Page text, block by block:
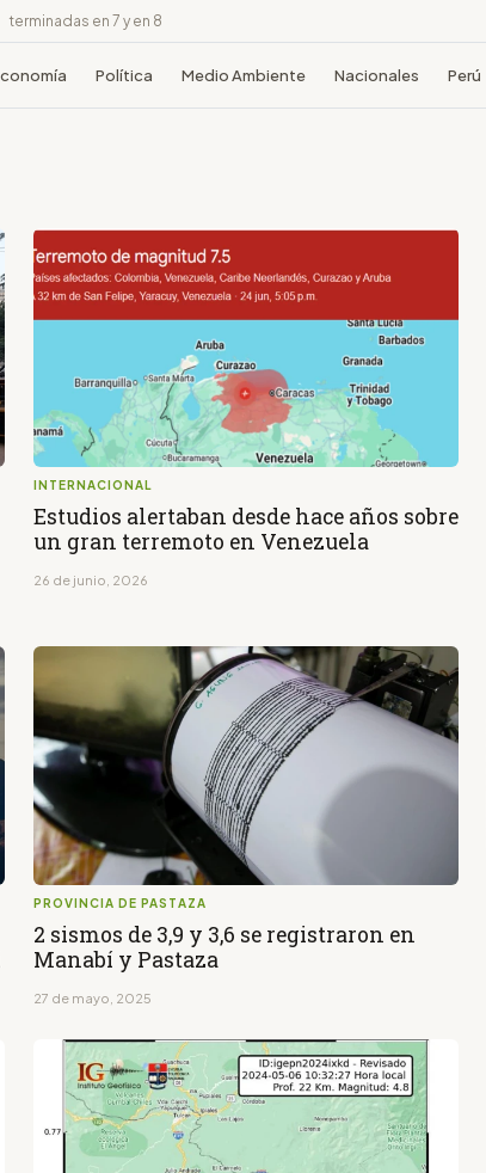
terminadas en 7 y en 8
Política Medio Ambiente Nacionales Perú
INTERNACIONAL
Estudios alertaban desde hace años sobre
un gran terremoto en Venezuela
26 de junio, 2026
PROVINCIA DE PASTAZA
2 sismos de 3,9 y 3,6 se registraron en
Manabí y Pastaza
27 de mayo, 2025